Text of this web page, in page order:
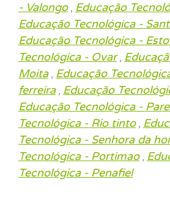
- Valongo, Educação
Educação Tecnológica -
Educação Tecnológica -
Tecnológica - Ovar,
Moita, Educação
ferreira, Educação
Educação Tecnológica -
Tecnológica - Rio tinto,
Tecnológica - Senhora da
Tecnológica - Portimao,
Tecnológica - Penafiel